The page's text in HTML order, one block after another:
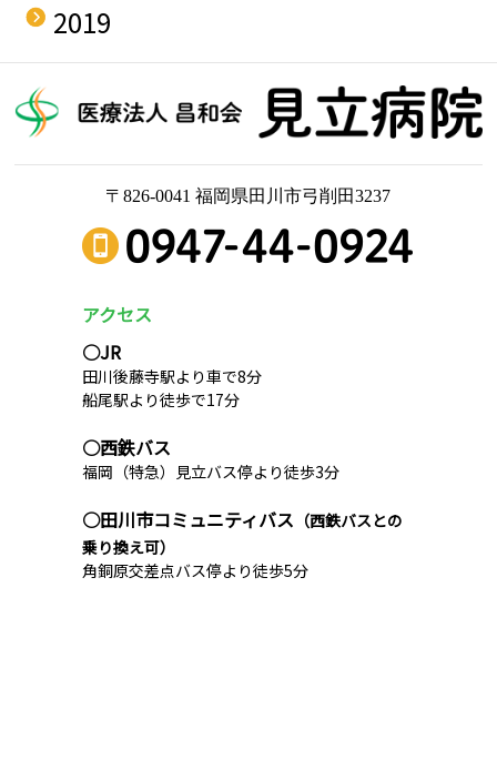
2019
〒826-0041 福岡県田川市弓削田3237
アクセス
○JR
田川後藤寺駅より車で8分
船尾駅より徒歩で17分
○西鉄バス
福岡（特急）見立バス停より徒歩3分
○田川市コミュニティバス （西鉄バスとの
乗り換え可）
角銅原交差点バス停より徒歩5分